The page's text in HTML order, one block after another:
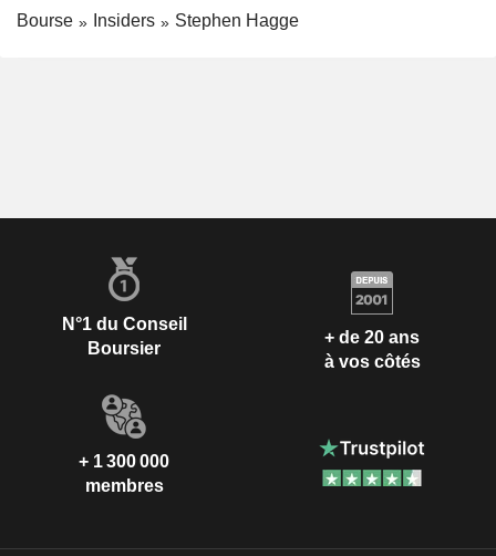
Bourse Insiders Stephen Hagge
N°1 du Conseil
Boursier
+ de 20 ans
à vos côtés
+ 1 300 000
membres